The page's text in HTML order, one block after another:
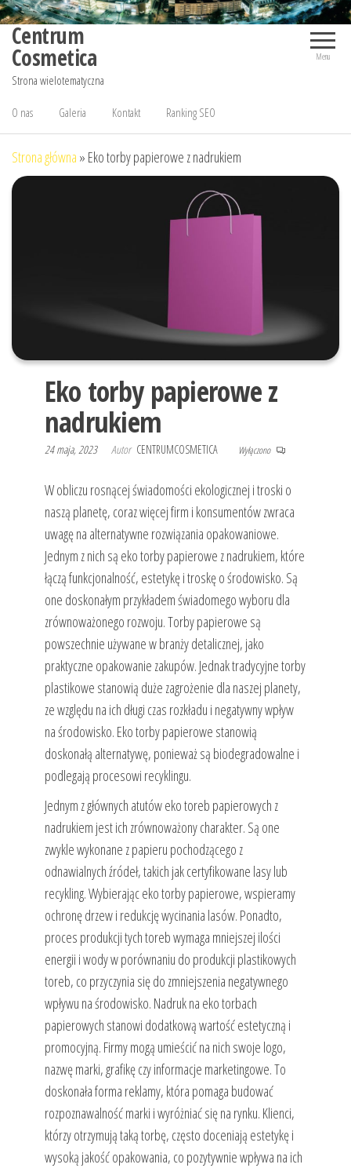
Przejdź
treści
Centrum
Cosmetica
Strona wielotematyczna
Menu
O nas Galeria Kontakt Ranking SEO
Strona główna » Eko torby papierowe z nadrukiem
Eko torby papierowe z
nadrukiem
24 maja, 2023 Autor CENTRUMCOSMETICA Wyłączono
W obliczu rosnącej świadomości ekologicznej i troski o
naszą planetę, coraz więcej firm i konsumentów zwraca
uwagę na alternatywne rozwiązania opakowaniowe.
Jednym z nich są eko torby papierowe z nadrukiem, które
łączą funkcjonalność, estetykę i troskę o środowisko. Są
one doskonałym przykładem świadomego wyboru dla
zrównoważonego rozwoju. Torby papierowe są
powszechnie używane w branży detalicznej, jako
praktyczne opakowanie zakupów. Jednak tradycyjne torby
plastikowe stanowią duże zagrożenie dla naszej planety,
ze względu na ich długi czas rozkładu i negatywny wpływ
na środowisko. Eko torby papierowe stanowią
doskonałą alternatywę, ponieważ są biodegradowalne i
podlegają procesowi recyklingu.
Jednym z głównych atutów eko toreb papierowych z
nadrukiem jest ich zrównoważony charakter. Są one
zwykle wykonane z papieru pochodzącego z
odnawialnych źródeł, takich jak certyfikowane lasy lub
recykling. Wybierając eko torby papierowe, wspieramy
ochronę drzew i redukcję wycinania lasów. Ponadto,
proces produkcji tych toreb wymaga mniejszej ilości
energii i wody w porównaniu do produkcji plastikowych
toreb, co przyczynia się do zmniejszenia negatywnego
wpływu na środowisko. Nadruk na eko torbach
papierowych stanowi dodatkową wartość estetyczną i
promocyjną. Firmy mogą umieścić na nich swoje logo,
nazwę marki, grafikę czy informacje marketingowe. To
doskonała forma reklamy, która pomaga budować
rozpoznawalność marki i wyróżniać się na rynku. Klienci,
którzy otrzymują taką torbę, często doceniają estetykę i
wysoką jakość opakowania, co pozytywnie wpływa na ich